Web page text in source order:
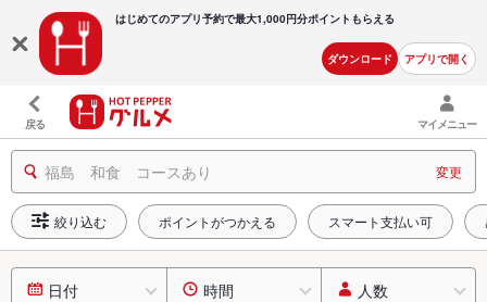
はじめてのアプリ予約で最大1,000円分ポイントもらえる
ダウンロード アプリで開く
戻る マイメニュー
福島 和食 コースあり 変更
絞り込む ポイントがつかえる スマート支払い可
日付 時間 人数